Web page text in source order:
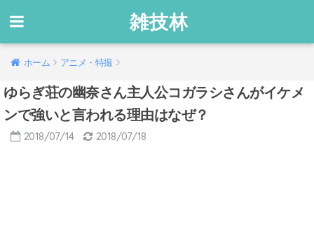
雑技林
ホーム アニメ・特撮
ゆらぎ荘の幽奈さん主人公コガラシさんがイケメ
ンで強いと言われる理由はなぜ？
2018/07/14 2018/07/18